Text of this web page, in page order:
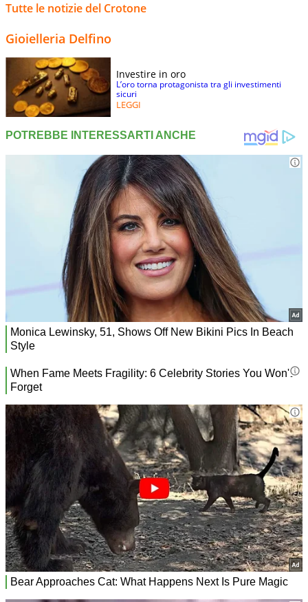
Tutte le notizie del Crotone
Gioielleria Delfino
Investire in oro
L’oro torna protagonista tra gli investimenti
sicuri
LEGGI